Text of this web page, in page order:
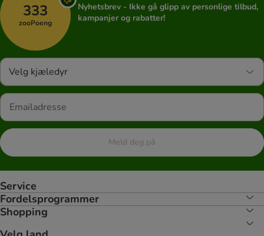
333
zooPoeng
Nyhetsbrev - Ikke gå glipp av personlige tilbud,
kampanjer og rabatter!
Velg kjæledyr
Meld deg på
Service
Fordelsprogrammer
Shopping